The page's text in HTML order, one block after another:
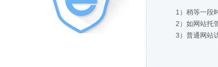
1）稍等一段
2）如网站托
3）普通网站